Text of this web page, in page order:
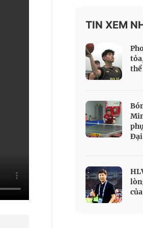
TIN XEM
thể
Đại